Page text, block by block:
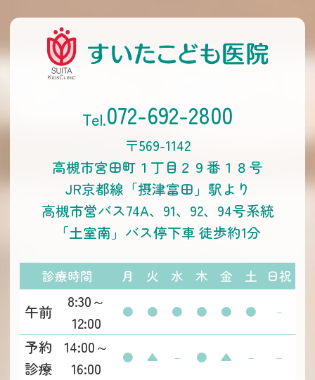
072-692-2800
〒569-1142
高槻市宮田町１丁目２９番１８号
JR京都線「摂津富田」駅より
高槻市営バス74A、91、92、94号系統
「土室南」バス停下車 徒歩約1分
診療時間 月 火 水 木 金 土 日祝
午前
8:30～
12:00
● ● ● ● ● ● －
予約
診療
14:00～
16:00
● ▲ － ● ▲ － －